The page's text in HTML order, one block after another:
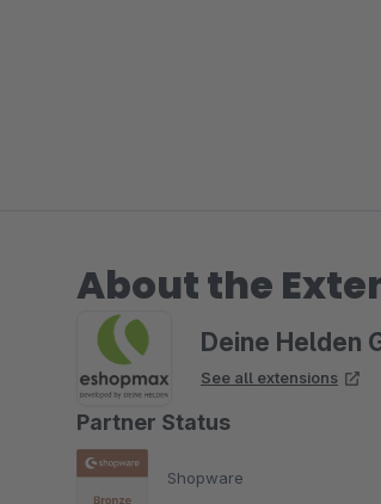
About the
Deine Helden
See all extensions
Partner Status
Shopware